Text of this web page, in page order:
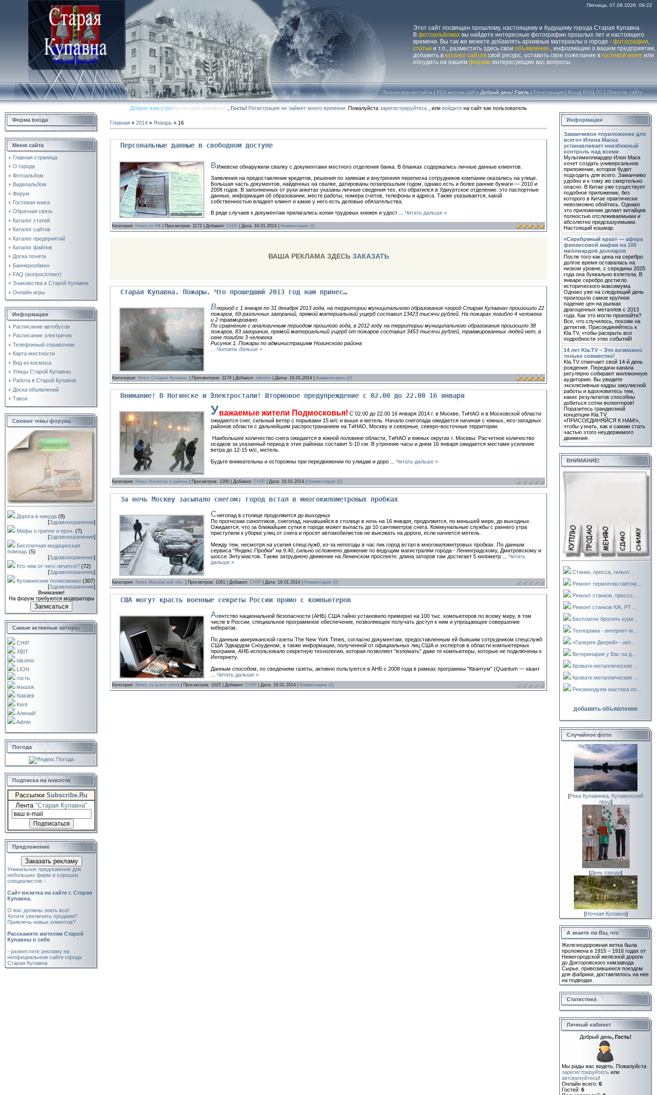
Этот сайт посвящен прошлому, настоящему и будущему города Старая Купавна.
В фотоальбомах вы найдете интересные фотографии прошлых лет и настоящего
времени. Вы так же можете добавлять архивные материалы о городе - фотографии,
статьи и т.п., разместить здесь свои объявления , информацию о вашем предприятии,
добавить в каталог сайтов свой ресурс, оставить свое пожелание в гостевой книге или
обсудить на нашем форуме интересующие вас вопросы.
Пятница, 07.08.2026, 09:22
Полная версия сайта | PDA версия сайта Добрый день! Гость | Регистрация | Вход| RSS| ЛС | Поиск по сайту
Доброе вам утроВы сегодня рановато, Гость! Регистрация не займет много времени. Пожалуйста зарегистрируйтесь , или войдите на сайт как пользователь
Форма входа
Меню сайта
Главная страница
О городе
Фотоальбом
Видеоальбом
Форум
Гостевая книга
Обратная связь
Каталог статей
Каталог сайтов
Каталог предприятий
Каталог файлов
Доска почета
Баннерообмен
FAQ (вопрос/ответ)
Знакомства в Старой Купавне
Онлайн игры
Информация
Расписание автобусов
Расписание электричек
Телефонный справочник
Карта местности
Вид из космоса
Улицы Старой Купавны
Работа в Старой Купавне
Доска объявлений
Такси
Свежие темы форума
Дорога в никуда (9)
[Здравоохранение]
Мифы о гриппе и проч. (7)
[Здравоохранение]
Бесплатная медицинская
помощь (5)
[Здравоохранение]
Кто чем от чего лечится? (72)
[Здравоохранение]
Купавинские поликлиники (307)
[Здравоохранение]
Внимание!
На форум требуются модераторы
Записаться
Самые активные авторы
CHIP
XBIT
takomo
LION
гость
мышок
Natulek
Kent
АленаИ
Admin
Погода
Подписка на новости
Рассылки Subscribe.Ru
Лента "Старая Купавна"
Предложение
Заказать рекламу
Уникальное предложение для
небольших фирм и хороших
специалистов -
Cайт-визитка на сайте г. Старая
Купавна.
О вас должны знать все!
Хотите увеличить продажи?
Привлечь новых клиентов?
Расскажите жителям Старой
Купавны о себе
- разместите рекламу на
неофициальном сайте города
Старая Купавна
Главная » 2014 » Январь » 16
Персональные данные в свободном доступе
В Ижевске обнаружили свалку с документами местного отделения банка. В бланках содержались личные данные клиентов.
Заявления на предоставление кредитов, решения по заявкам и внутренняя переписка сотрудников компании оказались на улице.
Большая часть документов, найденных на свалке, датированы позапрошлым годом, однако есть и более ранние бумаги — 2010 и
2008 годов. В заполненных от руки анкетах указаны личные сведения тех, кто обратился в Удмуртское отделение: это паспортные
данные, информация об образовании, месте работы, номера счетов, телефоны и адреса. Также указывается, какой
собственностью владеет клиент и какие у него есть деловые обязательства.
В ряде случаев к документам прилагались копии трудовых книжек и удост
Читать дальше »
Категория: Новости РФ | Просмотров: 1172 | Добавил: CHIP | Дата: 16.01.2014 Комментарии (1)
ВАША РЕКЛАМА ЗДЕСЬ ЗАКАЗАТЬ
Старая Купавна. Пожары. Что прошедший 2013 год нам принес…
Впериод с 1 января по 31 декабря 2013 года, на территории муниципального образования «город Старая Купавна» произошло 22
пожаров, 69 различных загораний, прямой материальный ущерб составил 13423 тысячи рублей. На пожарах погибло 4 человека
и 2 травмировано.
По сравнению с аналогичным периодом прошлого года, в 2012 году на территории муниципального образования произошло 38
пожаров, 83 загорания, прямой материальный ущерб от пожаров составил 3453 тысячи рублей, травмированных людей нет, в
огне погибло 3 человека
Рисунок 1. Пожары по администрациям Ногинского района
Читать дальше »
Категория: News Старой Купавны | Просмотров: 1174 | Добавил: takomo | Дата: 16.01.2014 Комментарии (0)
Внимание! В Ногинске и Электростали! Штормовое предупреждение с 02.00 до 22.00 16 января
Уважаемые жители Подмосковья! С 02.00 до 22.00 16 января 2014 г. в Москве, ТиНАО и в Московской области
ожидаются снег, сильный ветер с порывами 15 м/с и выше и метель. Начало снегопада ожидается начиная с южных, юго-западных
районов области с дальнейшим распространанием на ТиНАО, Москву и северные, северо-восточные территории.
Наибольшее количество снега ожидается в южной половине области, ТиНАО и южных округах г. Москвы. Расчетное количество
осадков за указанный период в этих районах составит 5-10 см. В утренние часы и днем 16 января ожидается местами усиление
ветра до 12-15 м/с, метель.
Будьте внимательны и осторожны при передвижении по улицам и доро
Читать дальше »
Категория: News Ногинска и района | Просмотров: 1200 | Добавил: CHIP | Дата: 16.01.2014 Комментарии (0)
За ночь Москву засыпало снегом: город встал в многокилометровых пробках
Снегопад в столице продолжится до выходных
По прогнозам синоптиков, снегопад, начавшийся в столице в ночь на 16 января, продолжится, по меньшей мере, до выходных.
Ожидается, что за ближайшие сутки в городе может выпасть до 10 сантиметров снега. Коммунальные службы с раннего утра
приступили к уборке улиц от снега и просят автомобилистов не выезжать на дороги, если начнется метель.
Между тем, несмотря на усилия спецслужб, из-за непогоды в час пик город встал в многокилометровых пробках. По данным
сервиса "Яндекс.Пробки" на 9.40, сильно осложнено движение по ведущим магистралям города - Ленинградскому, Дмитровскому и
шоссе Энтузиастов. Также затруднено движение на Ленинском проспекте: длина заторов там достигает 5 километр
Читать
дальше »
Категория: News Московской обл. | Просмотров: 1061 | Добавил: CHIP | Дата: 16.01.2014 Комментарии (0)
США могут красть военные секреты России прямо с компьютеров
Агентство национальной безопасности (АНБ) США тайно установило примерно на 100 тыс. компьютеров по всему миру, в том
числе в России, специальное программное обеспечение, позволяющее получать доступ к ним и упрощающее совершение
кибератак.
По данным американской газеты The New York Times, cогласно документам, предоставленным ей бывшим сотрудником спецслужб
США Эдвардом Сноуденом, а также информации, полученной от официальных лиц США и экспертов в области компьютерных
программ, АНБ использовало секретную технологию, которая позволяет "взломать" даже те компьютеры, которые не подключены к
Интернету.
Данным способом, по сведениям газеты, активно пользуются в АНБ с 2008 года в рамках программы "Квантум" (Quantum — квант
Читать дальше »
Категория: News со всего света | Просмотров: 1025 | Добавил: CHIP | Дата: 16.01.2014 Комментарии (0)
Информация
Заманчивое «приложение для
всего» Илона Маска
устанавливает неизбежный
контроль над всеми
Мультимиллиардер Илон Маск
хочет создать универсальное
приложение, которое будет
подходить для всего. Заманчиво
удобно и к тому же смертельно
опасно. В Китае уже существует
подобное приложение, без
которого в Китае практически
невозможно обойтись. Однако
это приложение делает китайцев
полностью отслеживаемыми и
абсолютно предсказуемыми.
Настоящий кошмар.
«Серебряный крах» — афера
финансовой мафии на 100
миллиардов долларов
После того как цена на серебро
долгое время оставалась на
низком уровне, с середины 2025
года она буквально взлетела. В
январе серебро достигло
исторического максимума.
Однако уже на следующий день
произошло самое крупное
падение цен на рынках
драгоценных металлов с 2013
года. Как это могло произойти?
Все, что случилось, похоже на
детектив. Присоединяйтесь к
Kla.TV, чтобы раскрыть все
подробности этих событий!
14 лет Kla.TV – Это возможно
только совместно!
Kla.TV отмечает свой 14-й день
рождения. Передачи канала
регулярно собирают миллионную
аудиторию. Вы увидите
эксклюзивные кадры закулисной
работы и вдохновитесь тем,
каких результатов способны
добиться сотни волонтеров!
Поразитесь грандиозной
концепции Kla.TV
«ПРИСОЕДИНЯЙСЯ К НАМ!»,
чтобы узнать, как и самим стать
частью этого неудержимого
движения.
ВНИМАНИЕ!
Станки, пресса, гильот...
Ремонт термопластавтом...
Ремонт станков, прессо...
Ремонт станков КЖ, РТ ...
Бесплатно бросить кури...
Технорама - интернет-м...
«Галерея Дверей» - инт...
Ветеринария у Вас на д...
Кровати металлические ...
Кровати металлические ...
Рекомендуем мастера по...
добавить объявление
Случайное фото
[Река Купавинка, Купавинский
пруд]
[День города]
[Ночная Купавна]
А знаете ли Вы, что
Железнодорожная ветка была
проложена в 1915 – 1916 годах от
Нижегородской железной дороги
до Докторовского химзавода.
Сырье, привозившееся поездом
для фабрики, доставлялось на нее
на подводах.
Статистика
Личный кабинет
Добрый день, Гость!
Мы рады вас видеть. Пожалуйста
зарегистрируйтесь или
авторизуйтесь!
Онлайн всего: 6
Гостей: 6